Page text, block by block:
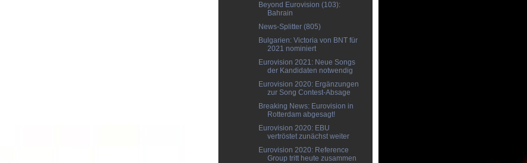
Beyond Eurovision (103):
Bahrain
News-Splitter (805)
Bulgarien: Victoria von BNT für
2021 nominiert
Eurovision 2021: Neue Songs
der Kandidaten notwendig
Eurovision 2020: Ergänzungen
zur Song Contest-Absage
Breaking News: Eurovision in
Rotterdam abgesagt!
Eurovision 2020: EBU
vertröstet zunächst weiter
Eurovision 2020: Reference
Group tritt heute zusammen